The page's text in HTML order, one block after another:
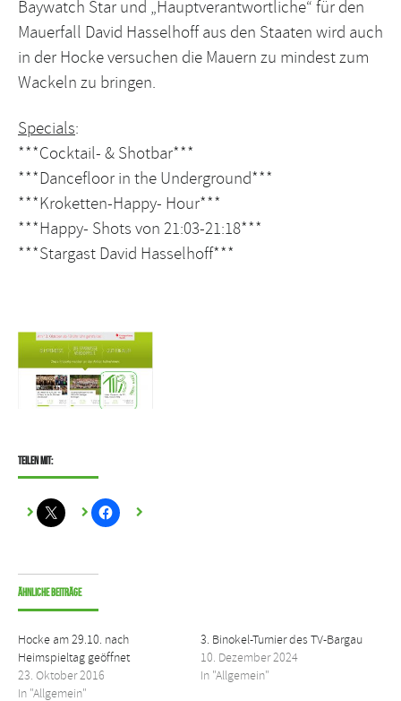
Baywatch Star und „Hauptverantwortliche“ für den
Mauerfall David Hasselhoff aus den Staaten wird auch
in der Hocke versuchen die Mauern zu mindest zum
Wackeln zu bringen.
Specials:
***Cocktail- & Shotbar***
***Dancefloor in the Underground***
***Kroketten-Happy- Hour***
***Happy- Shots von 21:03-21:18***
***Stargast David Hasselhoff***
Teilen mit:
Ähnliche Beiträge
Hocke am 29.10. nach
Heimspieltag geöffnet
23. Oktober 2016
In "Allgemein"
3. Binokel-Turnier des TV-Bargau
10. Dezember 2024
In "Allgemein"